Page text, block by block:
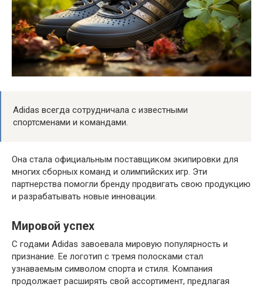
Adidas всегда сотрудничала с известными
спортсменами и командами.
Она стала официальным поставщиком экипировки для
многих сборных команд и олимпийских игр. Эти
партнерства помогли бренду продвигать свою продукцию
и разрабатывать новые инновации.
Мировой успех
С годами Adidas завоевала мировую популярность и
признание. Ее логотип с тремя полосками стал
узнаваемым символом спорта и стиля. Компания
продолжает расширять свой ассортимент, предлагая